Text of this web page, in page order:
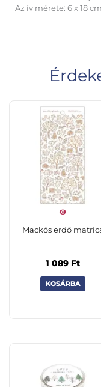
Az ív mérete: 6 x 18 cm
Mackós erdő
1 089 Ft
KOSÁRBA